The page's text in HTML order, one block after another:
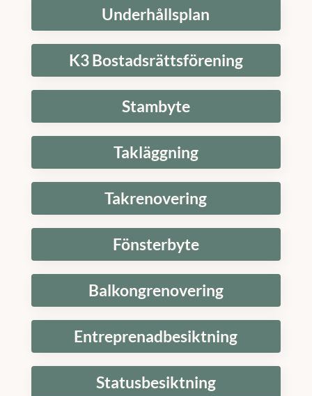
Underhållsplan
K3 Bostadsrättsförening
Stambyte
Takläggning
Takrenovering
Fönsterbyte
Balkongrenovering
Entreprenadbesiktning
Statusbesiktning